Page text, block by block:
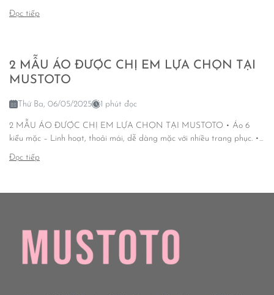
Đọc tiếp
2 MẪU ÁO ĐƯỢC CHỊ EM LỰA CHỌN TẠI
MUSTOTO
Thứ Ba, 06/05/2025 1 phút đọc
2 MẪU ÁO ĐƯỢC CHỊ EM LỰA CHỌN TẠI MUSTOTO • Áo 6
kiểu mặc – Linh hoạt, thoải mái, dễ dàng mặc với nhiều trang phục. •...
Đọc tiếp